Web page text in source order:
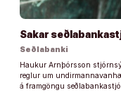
Sakar
Seðlabanki
Haukur Arnþórsson
reglur um
á framgöngu